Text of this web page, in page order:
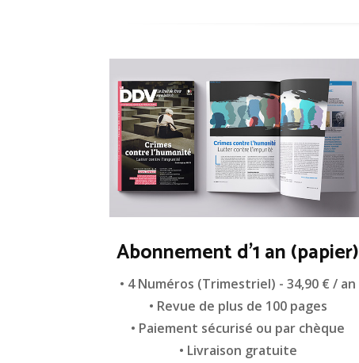
Abonnement d'1 an (papier)
• 4 Numéros (Trimestriel) - 34,90 € / an
• Revue de plus de 100 pages
• Paiement sécurisé ou par chèque
• Livraison gratuite